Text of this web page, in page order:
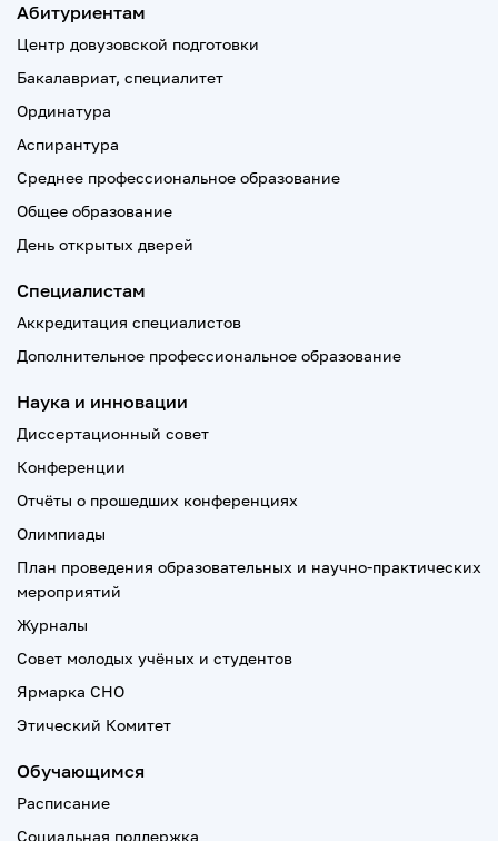
Абитуриентам
Центр довузовской подготовки
Бакалавриат, специалитет
Ординатура
Аспирантура
Среднее профессиональное образование
Общее образование
День открытых дверей
Специалистам
Аккредитация специалистов
Дополнительное профессиональное образование
Наука и инновации
Диссертационный совет
Конференции
Отчёты о прошедших конференциях
Олимпиады
План проведения образовательных и научно-практических
мероприятий
Журналы
Совет молодых учёных и студентов
Ярмарка СНО
Этический Комитет
Обучающимся
Расписание
Социальная поддержка